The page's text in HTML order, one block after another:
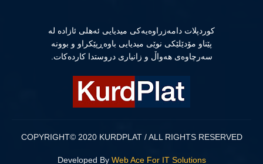
كوردپلات دامەزراوەیەكی میدیایی ئەهلی ئازادە لە
پێناو مۆدێلێكی نوێی میدیایی باوەڕپێكراو و بوونە
سەرچاوەی هەواڵ و زانیاری دروستدا كاردەكات.
COPYRIGHT© 2020 KURDPLAT / ALL RIGHTS RESERVED
Web Ace For IT Solutions
Developed By